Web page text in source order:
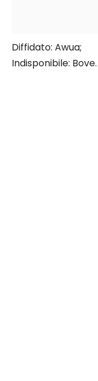
Diffidato: Awua;
Indisponibile: Bove.